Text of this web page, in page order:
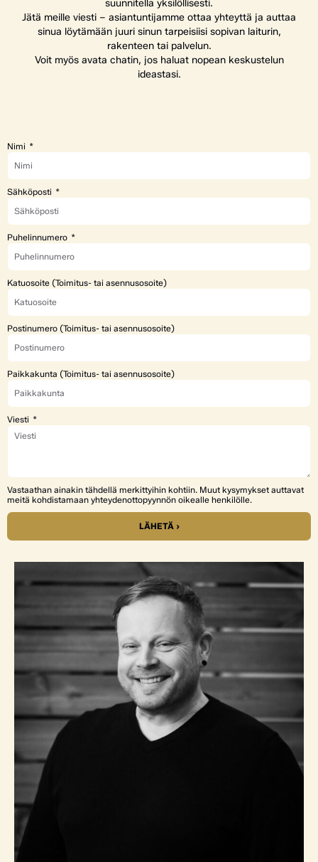
suunnitella yksilöllisesti.
Jätä meille viesti – asiantuntijamme ottaa yhteyttä ja auttaa
sinua löytämään juuri sinun tarpeisiisi sopivan laiturin,
rakenteen tai palvelun.
Voit myös avata chatin, jos haluat nopean keskustelun
ideastasi.
Nimi
Sähköposti
Puhelinnumero
Katuosoite (Toimitus- tai asennusosoite)
Postinumero (Toimitus- tai asennusosoite)
Paikkakunta (Toimitus- tai asennusosoite)
Viesti
Vastaathan ainakin tähdellä merkittyihin kohtiin. Muut kysymykset auttavat
meitä kohdistamaan yhteydenottopyynnön oikealle henkilölle.
LÄHETÄ ›